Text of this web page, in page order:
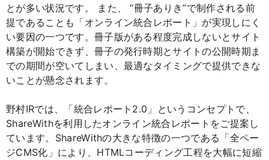
とが多い状況です。 また、 “冊子ありき”で制作される前
提であることも「オンライン統合レポート」が実現しにく
い要因の一つです。冊子版がある程度完成しないとサイト
構築が開始できず、冊子の発行時期とサイトの公開時期ま
での期間が空いてしまい、最適なタイミングで提供できな
いことが懸念されます。
野村IRでは、「統合レポート2.0」というコンセプトで、
ShareWithを利用したオンライン統合レポートをご提案し
ています。ShareWithの大きな特徴の一つである「全ペー
ジCMS化」により、HTMLコーディング工程を大幅に短縮